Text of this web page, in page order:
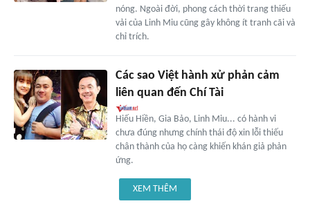
nóng. Ngoài đời, phong cách thời trang thiếu
vải của Linh Miu cũng gây không ít tranh cãi và
chỉ trích.
Các sao Việt hành xử phản cảm
liên quan đến Chí Tài
Hiếu Hiền, Gia Bảo, Linh Miu... có hành vi
chưa đúng nhưng chính thái độ xin lỗi thiếu
chân thành của họ càng khiến khán giả phản
ứng.
XEM THÊM